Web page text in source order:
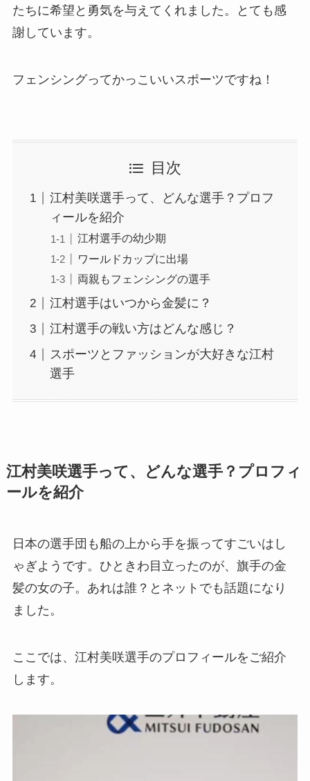
たちに希望と勇気を与えてくれました。とても感
謝しています。
フェンシングってかっこいいスポーツですね！
目次
江村美咲選手って、どんな選手？プロフ
ィールを紹介
江村選手の幼少期
ワールドカップに出場
両親もフェンシングの選手
江村選手はいつから金髪に？
江村選手の戦い方はどんな感じ？
スポーツとファッションが大好きな江村
選手
江村美咲選手って、どんな選手？プロフィ
ールを紹介
日本の選手団も船の上から手を振ってすごいはし
ゃぎようです。ひときわ目立ったのが、旗手の金
髪の女の子。あれは誰？とネットでも話題になり
ました。
ここでは、江村美咲選手のプロフィールをご紹介
します。